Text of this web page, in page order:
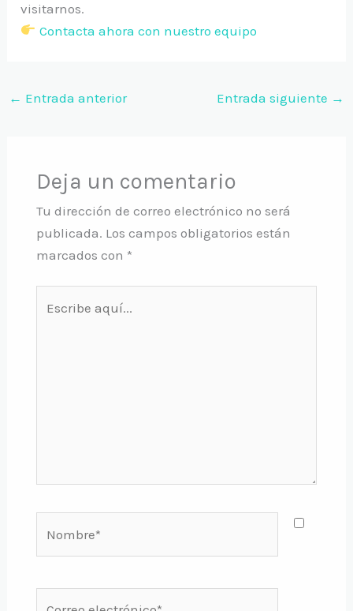
visitarnos.
Contacta ahora con nuestro equipo
← Entrada anterior Entrada siguiente →
Deja un comentario
Tu dirección de correo electrónico no será
publicada. Los campos obligatorios están
marcados con *